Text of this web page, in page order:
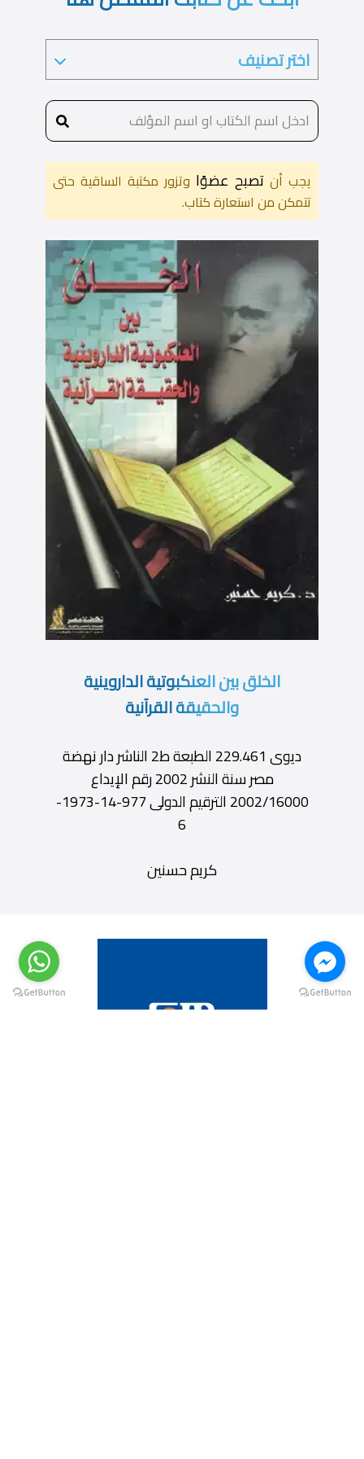
يجب أن تصبح عضوًا وتزور مكتبة الساقية حتى
تتمكن من استعارة كتاب.
الخلق بين العنكبوتية الداروينية
والحقيقة القرآنية
ديوى 229.461 الطبعة ط2 الناشر دار نهضة
مصر سنة النشر 2002 رقم الإيداع
2002/16000 الترقيم الدولى 977-14-1973-
6
كريم حسنين